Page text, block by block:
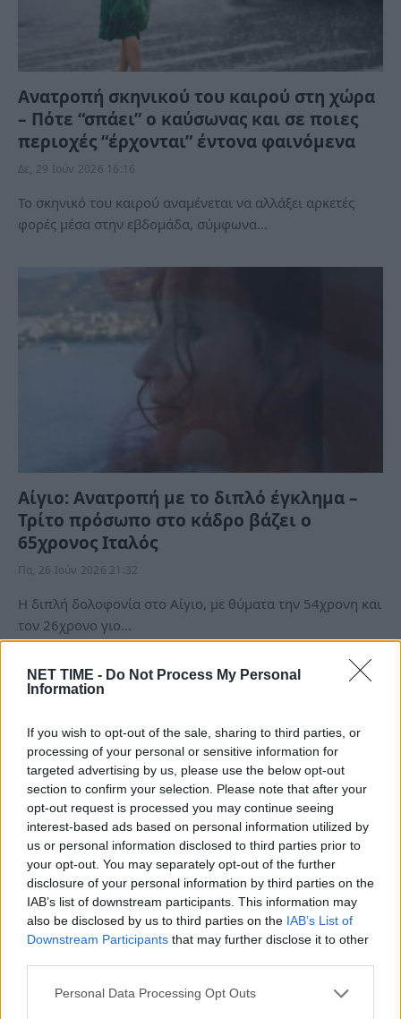
NET TIME - Do Not Process My Personal
Information
If you wish to opt-out of the sale, sharing to third parties, or
processing of your personal or sensitive information for
targeted advertising by us, please use the below opt-out
section to confirm your selection. Please note that after your
opt-out request is processed you may continue seeing
interest-based ads based on personal information utilized by
us or personal information disclosed to third parties prior to
your opt-out. You may separately opt-out of the further
disclosure of your personal information by third parties on the
IAB’s list of downstream participants. This information may
also be disclosed by us to third parties on the IAB’s List of
Downstream Participants that may further disclose it to other
Personal Data Processing Opt Outs
Ανατροπή σκηνικού του καιρού στη χώρα
– Πότε “σπάει” ο καύσωνας και σε ποιες
περιοχές “έρχονται” έντονα φαινόμενα
Δε, 29 Ιούν 2026 16:16
Το σκηνικό του καιρού αναμένεται να αλλάξει αρκετές
φορές μέσα στην εβδομάδα, σύμφωνα…
Αίγιο: Ανατροπή με το διπλό έγκλημα –
Τρίτο πρόσωπο στο κάδρο βάζει ο
65χρονος Ιταλός
Πα, 26 Ιούν 2026 21:32
Η διπλή δολοφονία στο Αίγιο, με θύματα την 54χρονη και
τον 26χρονο γιο…
Παρασκευή, 26 Iουνίου: Η αστρολογική
ανατροπή που φέρνει επιτυχία σε 3
ζώδια, λίγο πριν κλείσει η ημέρα
Πε, 25 Ιούν 2026 22:59
Η Παρασκευή 26 Ιουνίου 2026 έρχεται για να σας βγάλει